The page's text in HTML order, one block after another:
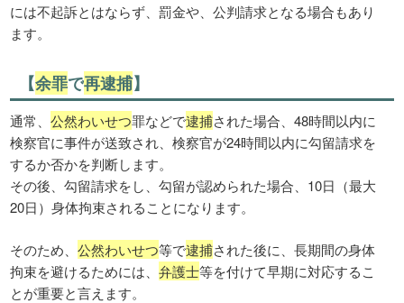
には不起訴とはならず、罰金や、公判請求となる場合もあり
ます。
【余罪で再逮捕】
通常、公然わいせつ罪などで逮捕された場合、48時間以内に
検察官に事件が送致され、検察官が24時間以内に勾留請求を
するか否かを判断します。
その後、勾留請求をし、勾留が認められた場合、10日（最大
20日）身体拘束されることになります。
そのため、公然わいせつ等で逮捕された後に、長期間の身体
拘束を避けるためには、弁護士等を付けて早期に対応するこ
とが重要と言えます。